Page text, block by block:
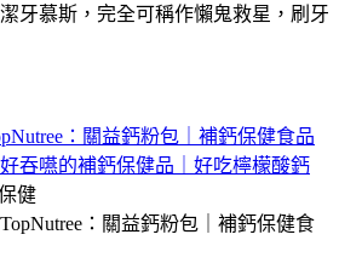
牙慕斯，完全可稱作懶鬼救星，刷牙
：關益鈣粉包｜補鈣保健食品
吞嚥的補鈣保健品｜好吃檸檬酸鈣
健